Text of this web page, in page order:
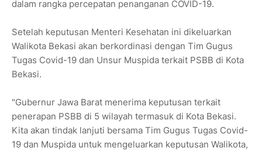
dalam rangka percepatan penanganan COVID-19.
Setelah keputusan Menteri Kesehatan ini dikeluarkan
Walikota Bekasi akan berkordinasi dengan Tim Gugus
Tugas Covid-19 dan Unsur Muspida terkait PSBB di Kota
Bekasi.
"Gubernur Jawa Barat menerima keputusan terkait
penerapan PSBB di 5 wilayah termasuk di Kota Bekasi.
Kita akan tindak lanjuti bersama Tim Gugus Tugas Covid-
19 dan Muspida untuk mengeluarkan keputusan Walikota,